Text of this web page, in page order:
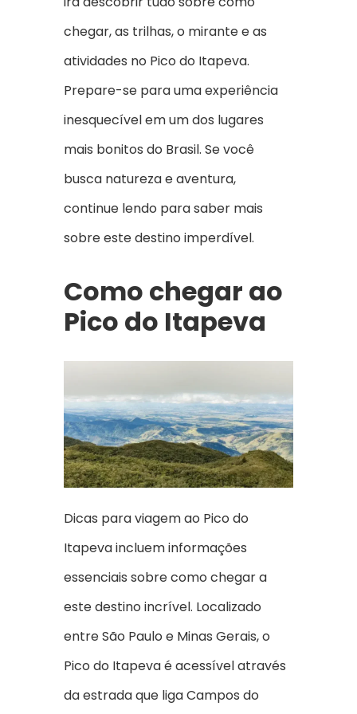
chegar, as trilhas, o mirante e as
atividades no Pico do Itapeva.
Prepare-se para uma experiência
inesquecível em um dos lugares
mais bonitos do Brasil. Se você
busca natureza e aventura,
continue lendo para saber mais
sobre este destino imperdível.
Como chegar ao
Pico do Itapeva
Dicas para viagem ao Pico do
Itapeva incluem informações
essenciais sobre como chegar a
este destino incrível. Localizado
entre São Paulo e Minas Gerais, o
Pico do Itapeva é acessível através
da estrada que liga Campos do